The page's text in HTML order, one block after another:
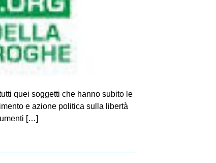
quei soggetti che hanno subito le
e azione politica sulla libertà
[…]